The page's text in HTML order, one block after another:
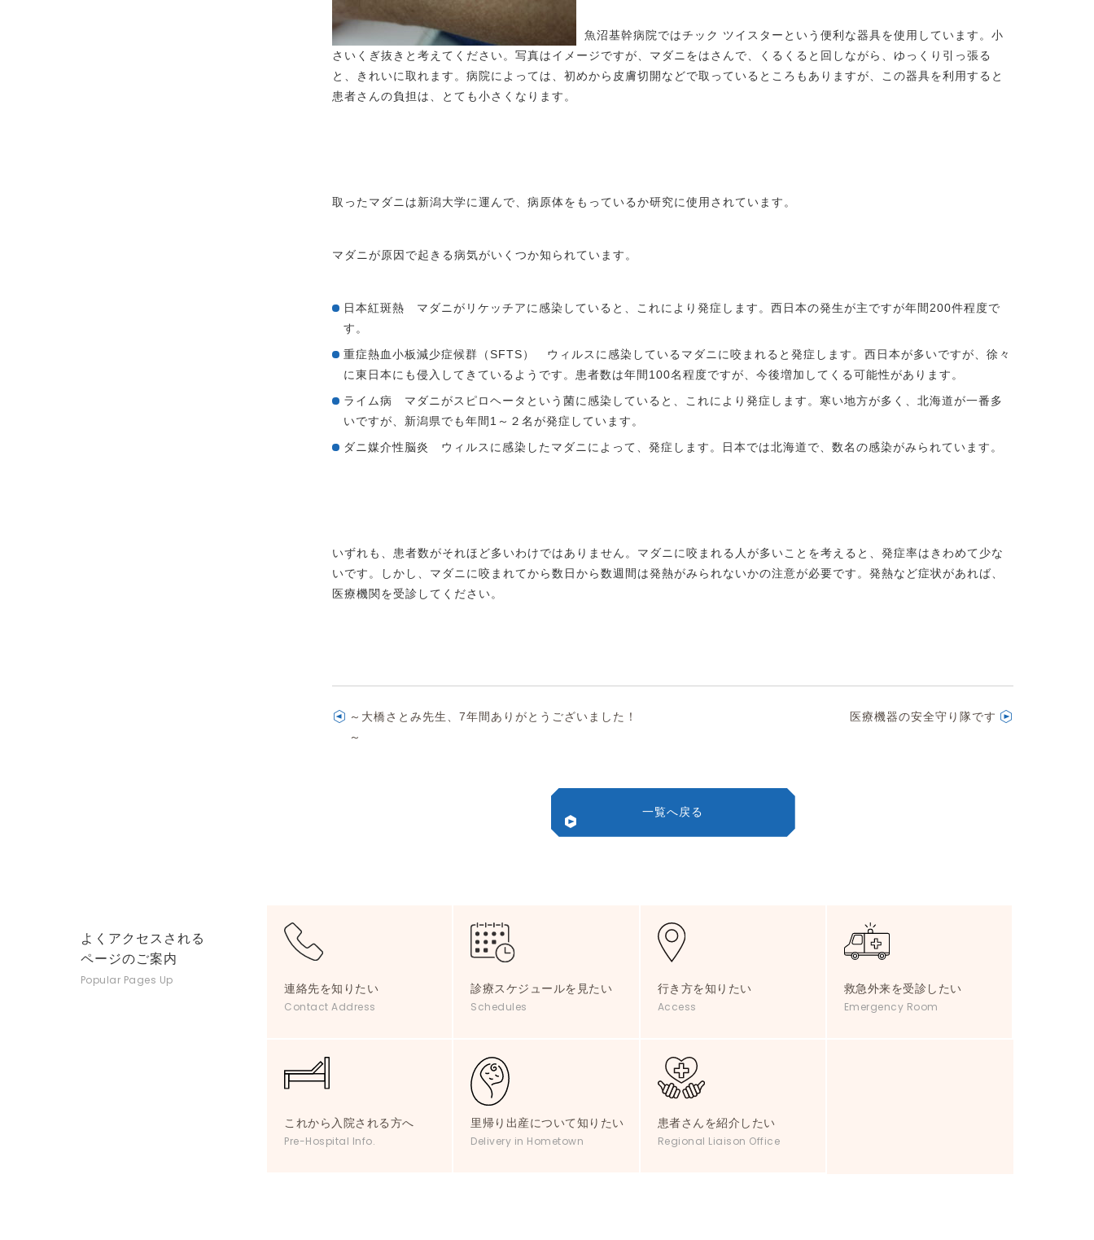
魚沼基幹病院ではチック ツイスターという便利な器具を使用しています。小
さいくぎ抜きと考えてください。写真はイメージですが、マダニをはさんで、くるくると回しながら、ゆっくり引っ張る
と、きれいに取れます。病院によっては、初めから皮膚切開などで取っているところもありますが、この器具を利用すると
患者さんの負担は、とても小さくなります。
取ったマダニは新潟大学に運んで、病原体をもっているか研究に使用されています。
マダニが原因で起きる病気がいくつか知られています。
日本紅斑熱 マダニがリケッチアに感染していると、これにより発症します。西日本の発生が主ですが年間200件程度で
す。
重症熱血小板減少症候群（SFTS） ウィルスに感染しているマダニに咬まれると発症します。西日本が多いですが、徐々
に東日本にも侵入してきているようです。患者数は年間100名程度ですが、今後増加してくる可能性があります。
ライム病 マダニがスピロヘータという菌に感染していると、これにより発症します。寒い地方が多く、北海道が一番多
いですが、新潟県でも年間1～２名が発症しています。
ダニ媒介性脳炎 ウィルスに感染したマダニによって、発症します。日本では北海道で、数名の感染がみられています。
いずれも、患者数がそれほど多いわけではありません。マダニに咬まれる人が多いことを考えると、発症率はきわめて少な
いです。しかし、マダニに咬まれてから数日から数週間は発熱がみられないかの注意が必要です。発熱など症状があれば、
医療機関を受診してください。
～大橋さとみ先生、7年間ありがとうございました！
～
医療機器の安全守り隊です
一覧へ戻る
よくアクセスされる
ページのご案内
Popular Pages Up
連絡先を知りたい
Contact Address
診療スケジュールを見たい
Schedules
行き方を知りたい
Access
救急外来を受診したい
Emergency Room
これから入院される方へ
Pre-Hospital Info.
里帰り出産について知りたい
Delivery in Hometown
患者さんを紹介したい
Regional Liaison Office